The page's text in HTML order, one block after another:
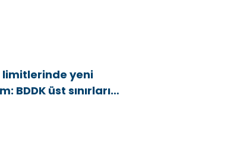
limitlerinde yeni
BDDK üst sınırları